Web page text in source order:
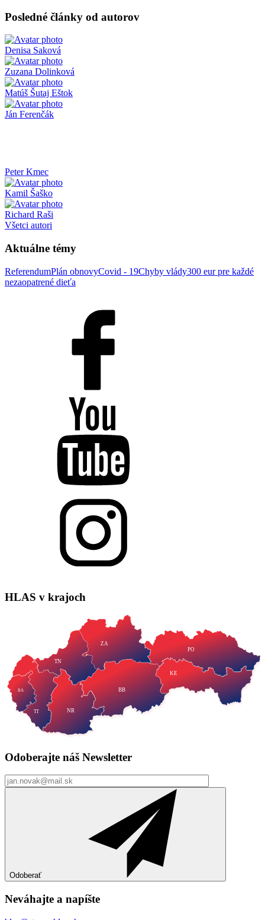
Posledné články od autorov
Denisa Saková
Zuzana Dolinková
Matúš Šutaj Eštok
Ján Ferenčák
Peter Kmec
Kamil Šaško
Richard Raši
Všetci autori
Aktuálne témy
ReferendumPlán obnovyCovid - 19Chyby vlády300 eur pre každé
nezaopatrené dieťa
HLAS v krajoch
TT NR
TN
ZA
BB
PO
KE
BA
Odoberajte náš Newsletter
Odoberať
Neváhajte a napíšte